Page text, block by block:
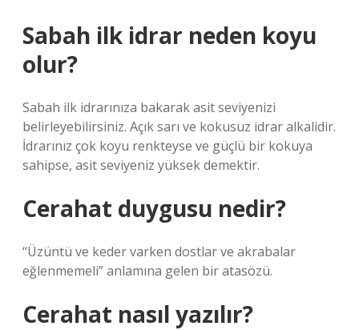
Sabah ilk idrar neden koyu
olur?
Sabah ilk idrarınıza bakarak asit seviyenizi
belirleyebilirsiniz. Açık sarı ve kokusuz idrar alkalidir.
İdrarınız çok koyu renkteyse ve güçlü bir kokuya
sahipse, asit seviyeniz yüksek demektir.
Cerahat duygusu nedir?
“Üzüntü ve keder varken dostlar ve akrabalar
eğlenmemeli” anlamına gelen bir atasözü.
Cerahat nasıl yazılır?